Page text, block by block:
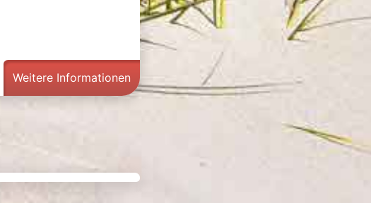
Weitere Informationen